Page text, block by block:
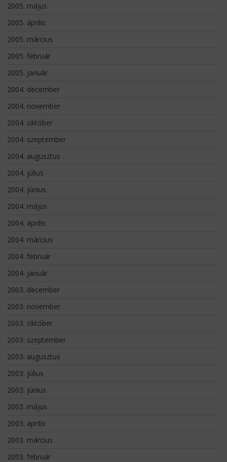
2005. május
2005. április
2005. március
2005. február
2005. január
2004. december
2004. november
2004. október
2004. szeptember
2004. augusztus
2004. július
2004. június
2004. május
2004. április
2004. március
2004. február
2004. január
2003. december
2003. november
2003. október
2003. szeptember
2003. augusztus
2003. július
2003. június
2003. május
2003. április
2003. március
2003. február